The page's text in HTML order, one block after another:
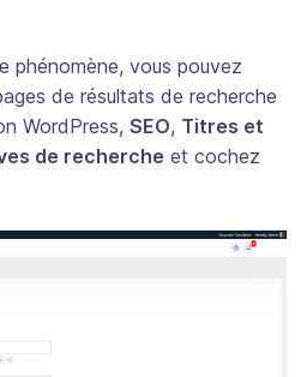
phénomène, vous pouvez
de résultats de recherche
WordPress, SEO, Titres et
de recherche et cochez